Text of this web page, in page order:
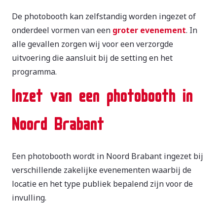
De photobooth kan zelfstandig worden ingezet of
onderdeel vormen van een groter evenement. In
alle gevallen zorgen wij voor een verzorgde
uitvoering die aansluit bij de setting en het
programma.
Inzet van een photobooth in
Noord Brabant
Een photobooth wordt in Noord Brabant ingezet bij
verschillende zakelijke evenementen waarbij de
locatie en het type publiek bepalend zijn voor de
invulling.